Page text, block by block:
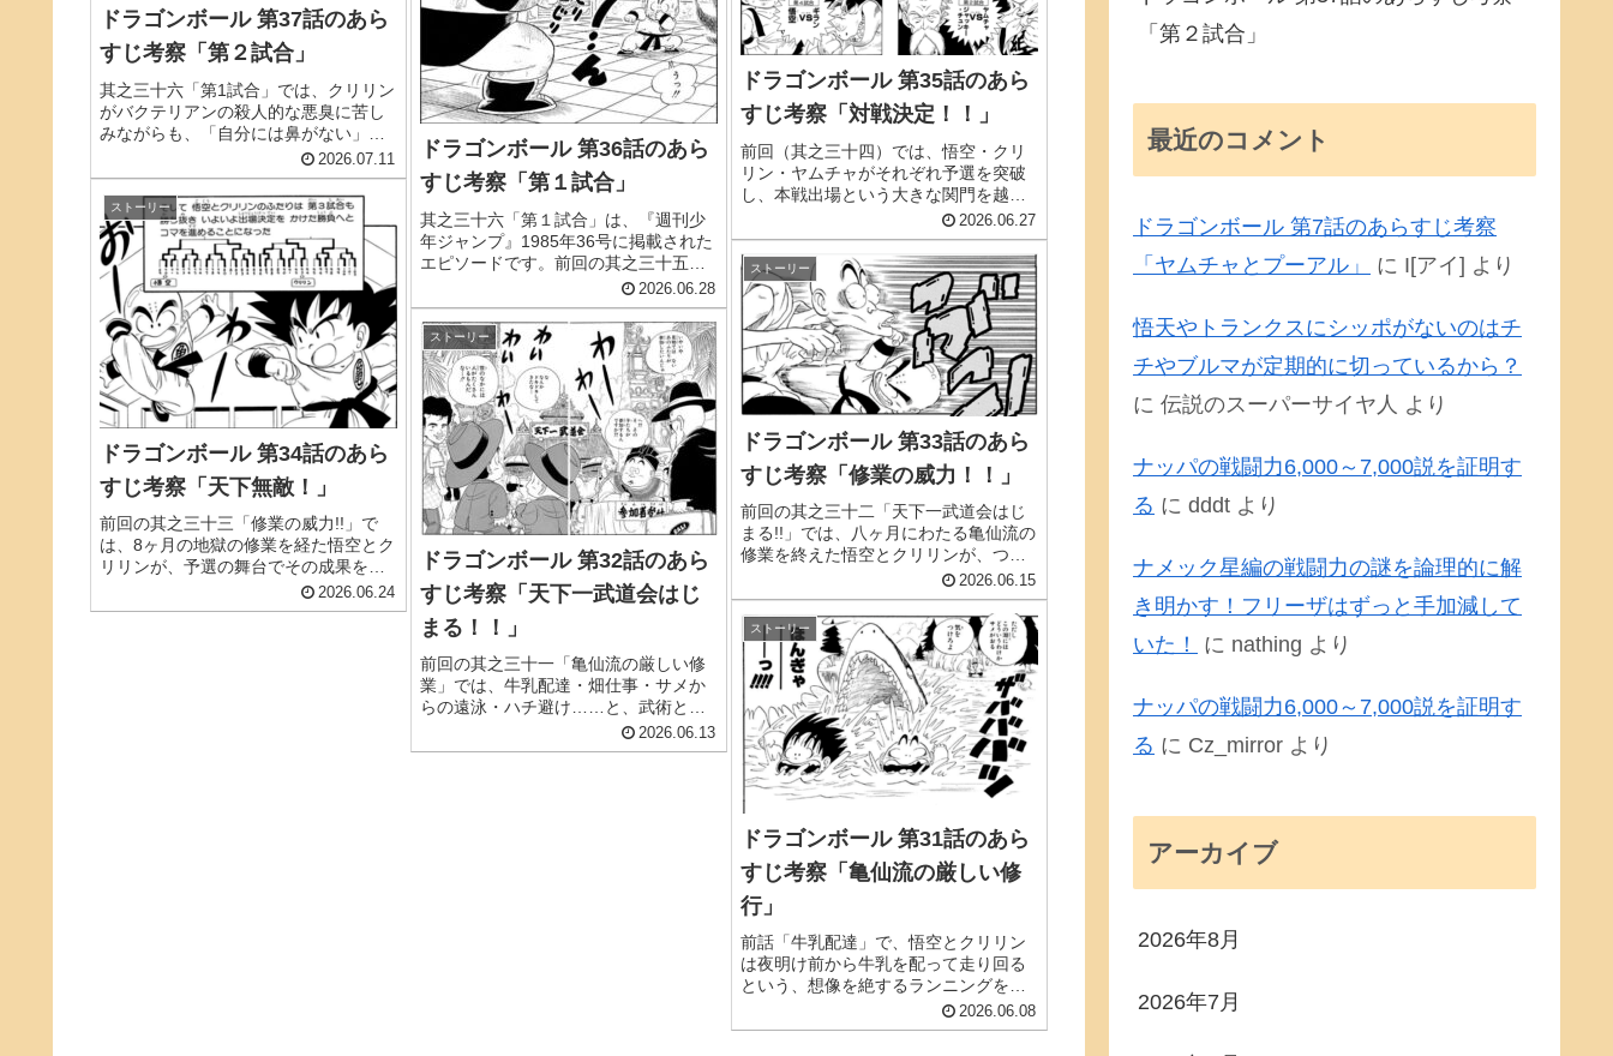
ドラゴンボール 第37話のあら
すじ考察「第２試合」
其之三十六「第1試合」では、クリリン
がバクテリアンの殺人的な悪臭に苦し
みながらも、「自分には鼻がない」と
いう身も蓋もない事実を武器に逆転勝
利を収めました。天下一武道会・本戦
の開幕戦としては、笑いと意外性に満
ちた一戦だったと言えるでしょう。
そ...
2026.07.11
ドラゴンボール 第36話のあら
すじ考察「第１試合」
其之三十六「第１試合」は、『週刊少
年ジャンプ』1985年36号に掲載された
エピソードです。前回の其之三十五
「対戦決定！！」で、予選を勝ち抜い
た8名による本戦の組み合わせがくじ引
きで決定し、いよいよ天下一武道会・
本戦の幕が上がります。栄えある...
2026.06.28
ドラゴンボール 第35話のあら
すじ考察「対戦決定！！」
前回（其之三十四）では、悟空・クリ
リン・ヤムチャがそれぞれ予選を突破
し、本戦出場という大きな関門を越え
ました。長い旅を経て、いよいよ修行
の成果を試す舞台が整ったわけです。
そして迎えた今回、其之三十五「対戦
決定！！」。タイトルが示すとおり、
こ...
2026.06.27
ストーリー
ドラゴンボール 第34話のあら
すじ考察「天下無敵！」
前回の其之三十三「修業の威力!!」で
は、8ヶ月の地獄の修業を経た悟空とク
リリンが、予選の舞台でその成果を爆
発させました。「実戦の稽古など一度
もしていない」と不安に震えていたク
2026.06.24
ストーリー
ドラゴンボール 第33話のあら
すじ考察「修業の威力！！」
前回の其之三十二「天下一武道会はじ
まる!!」では、八ヶ月にわたる亀仙流の
修業を終えた悟空とクリリンが、つい
にパパイヤ島の天下一武道会会場へと
乗り込みました。長い修業のあいだ背
負わされ続けた重い甲羅をようやく脱
ぎ捨て、二人がその成果を初めて見...
2026.06.15
ストーリー
ドラゴンボール 第32話のあら
すじ考察「天下一武道会はじ
まる！！」
前回の其之三十一「亀仙流の厳しい修
業」では、牛乳配達・畑仕事・サメか
らの遠泳・ハチ避け……と、武術とは
およそ無縁に見える日課に明け暮れる
悟空とクリリンの姿を追った。そして
2026.06.13
ストーリー
ドラゴンボール 第31話のあら
すじ考察「亀仙流の厳しい修
行」
前話「牛乳配達」で、悟空とクリリン
は夜明け前から牛乳を配って走り回る
という、想像を絶するランニングを体
験しました。読者の多くは「いやい
や、いくらなんでも牛乳配達が修行っ
2026.06.08
「第２試合」
最近のコメント
ドラゴンボール 第7話のあらすじ考察
「ヤムチャとプーアル」
に I[アイ] より
悟天やトランクスにシッポがないのはチ
チやブルマが定期的に切っているから？
に 伝説のスーパーサイヤ人 より
ナッパの戦闘力6,000～7,000説を証明す
る に dddt より
ナメック星編の戦闘力の謎を論理的に解
き明かす！フリーザはずっと手加減して
いた！
に nathing より
ナッパの戦闘力6,000～7,000説を証明す
る に Cz_mirror より
アーカイブ
2026年8月
2026年7月